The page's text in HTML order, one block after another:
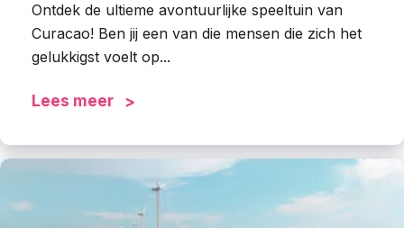
Ontdek de ultieme avontuurlijke speeltuin van
Curacao! Ben jij een van die mensen die zich het
gelukkigst voelt op...
Lees meer